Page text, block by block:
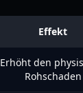
Effekt
Erhöht den
Rohschaden